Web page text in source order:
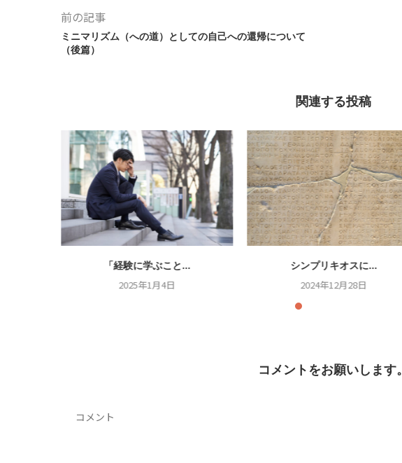
前の記事
ミニマリズム（への道）としての自己への還帰について
（後篇）
関連する投稿
「経験に学ぶこと...
2025年1月4日
シンプリキオスに...
2024年12月28日
コメントをお願いします。